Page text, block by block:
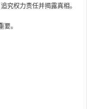
究权力责任并揭露真相。
要。